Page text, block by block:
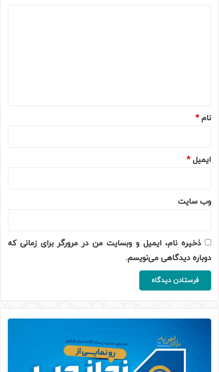
نام*
ایمیل*
وب‌ سایت
ذخیره نام، ایمیل و وبسایت من در مرورگر برای زمانی که
دوباره دیدگاهی می‌نویسم.